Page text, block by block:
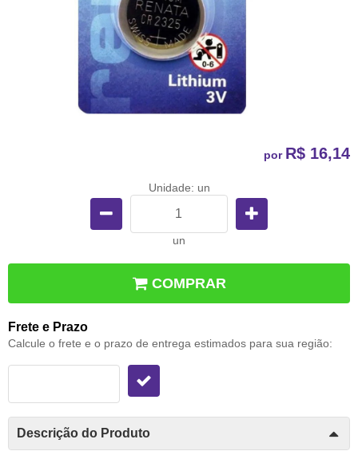
por R$ 16,14
Unidade: un
un
COMPRAR
Frete e Prazo
Calcule o frete e o prazo de entrega estimados para sua região:
Descrição do Produto